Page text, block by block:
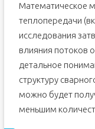
Математическое
теплопередачи
исследования
влияния потоков
детальное
структуру
можно будет
меньшим